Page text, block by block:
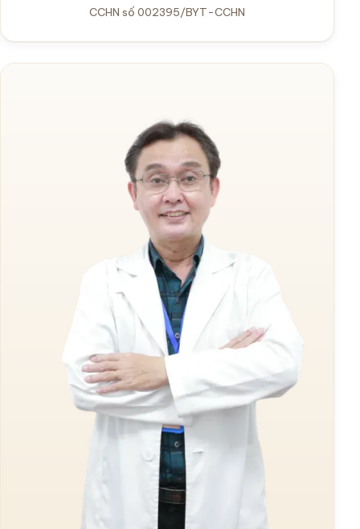
CCHN số 002395/BYT-CCHN